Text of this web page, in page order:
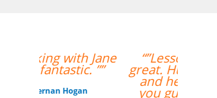
“”Lessons are going
great. Hugo is very nice
and helpful. I found
you guys online and